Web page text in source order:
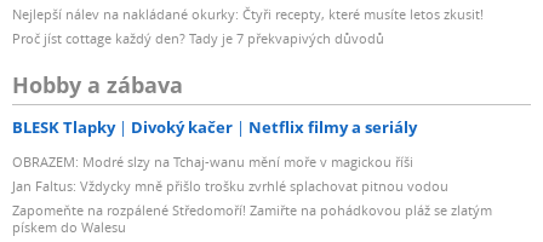
Nejlepší nálev na nakládané okurky: Čtyři recepty, které musíte letos zkusit!
Proč jíst cottage každý den? Tady je 7 překvapivých důvodů
Hobby a zábava
BLESK Tlapky Divoký kačer Netflix filmy a seriály
OBRAZEM: Modré slzy na Tchaj-wanu mění moře v magickou říši
Jan Faltus: Vždycky mně přišlo trošku zvrhlé splachovat pitnou vodou
Zapomeňte na rozpálené Středomoří! Zamiřte na pohádkovou pláž se zlatým
pískem do Walesu